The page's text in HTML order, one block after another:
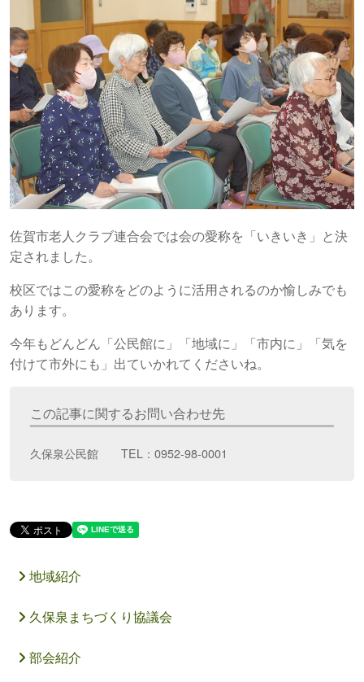
佐賀市老人クラブ連合会では会の愛称を「いきいき」と決
定されました。
校区ではこの愛称をどのように活用されるのか愉しみでも
あります。
今年もどんどん「公民館に」「地域に」「市内に」「気を
付けて市外にも」出ていかれてくださいね。
この記事に関するお問い合わせ先
久保泉公民館 TEL：0952-98-0001
地域紹介
久保泉まちづくり協議会
部会紹介